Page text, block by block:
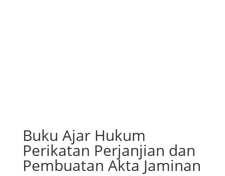
Buku Ajar Hukum
Perikatan Perjanjian dan
Pembuatan Akta Jaminan